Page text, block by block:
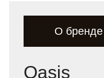
О бренде
Oasis